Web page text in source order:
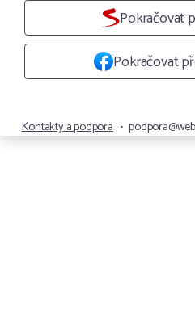
Pokračovat
Pokračovat
Kontakty a podpora •